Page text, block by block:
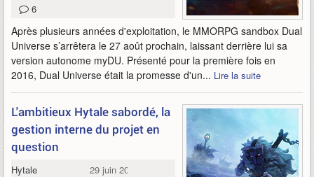
6
Après plusieurs années d'exploitation, le MMORPG sandbox Dual
Universe s’arrêtera le 27 août prochain, laissant derrière lui sa
version autonome myDU. Présenté pour la première fois en
2016, Dual Universe était la promesse d'un... Lire la suite
L'ambitieux Hytale sabordé, la
gestion interne du projet en
question
Hytale
29 juin 2025